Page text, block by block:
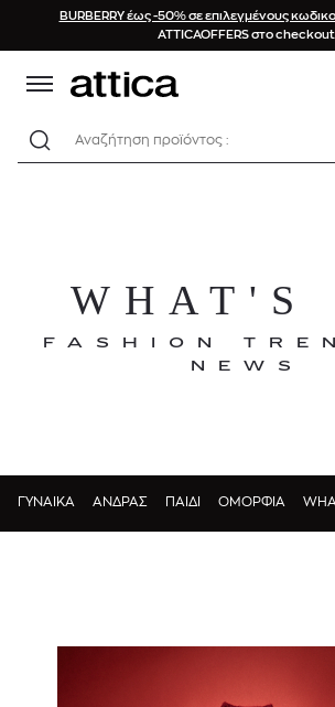
BURBERRY έως -50% σε επιλεγμένους
ATTICAOFFERS στο checkout.
Αναζήτηση προϊόντος :
WHAT'S
FASHION
NEWS
ΓΥΝΑΙΚΑ ΑΝΔΡΑΣ ΠΑΙΔΙ ΟΜΟΡΦΙΑ